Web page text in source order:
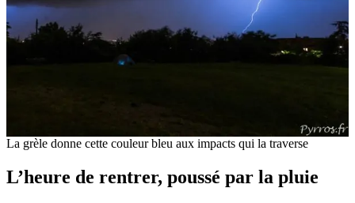
La grèle donne cette couleur bleu aux impacts qui la traverse
L’heure de rentrer, poussé par la pluie